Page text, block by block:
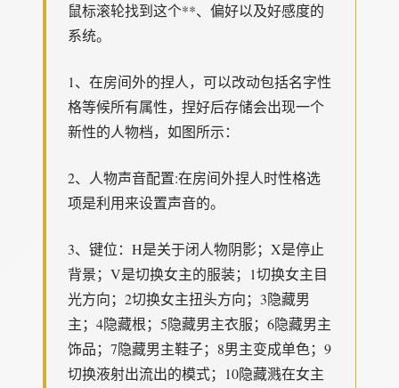
鼠标滚轮找到这个**、偏好以及好感度的
系统。
1、在房间外的捏人，可以改动包括名字性
格等候所有属性，捏好后存储会出现一个
新性的人物档，如图所示：
2、人物声音配置:在房间外捏人时性格选
项是利用来设置声音的。
3、键位：H是关于闭人物阴影；X是停止
背景；V是切换女主的服装；1切换女主目
光方向；2切换女主扭头方向；3隐藏男
主；4隐藏根；5隐藏男主衣服；6隐藏男主
饰品；7隐藏男主鞋子；8男主变成单色；9
切换液射出流出的模式；10隐藏溅在女主